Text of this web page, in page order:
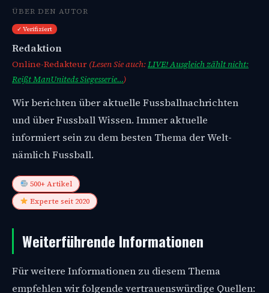
ÜBER DEN AUTOR
✓ Verifiziert
Redaktion
Online-Redakteur (Lesen Sie auch:LIVE! Ausgleich zählt nicht:
Reißt ManUniteds Siegesserie…)
Wir berichten über aktuelle Fussballnachrichten
und über Fussball Wissen. Immer aktuelle
informiert sein zu dem besten Thema der Welt-
nämlich Fussball.
500+ Artikel
Experte seit 2020
Weiterführende Informationen
Für weitere Informationen zu diesem Thema
empfehlen wir folgende vertrauenswürdige Quellen: